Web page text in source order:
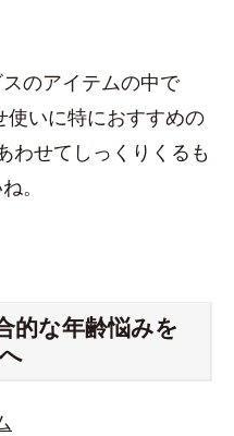
のアイテムの中で
使いに特におすすめの
わせてしっくりくるも
。
的な年齢悩みを